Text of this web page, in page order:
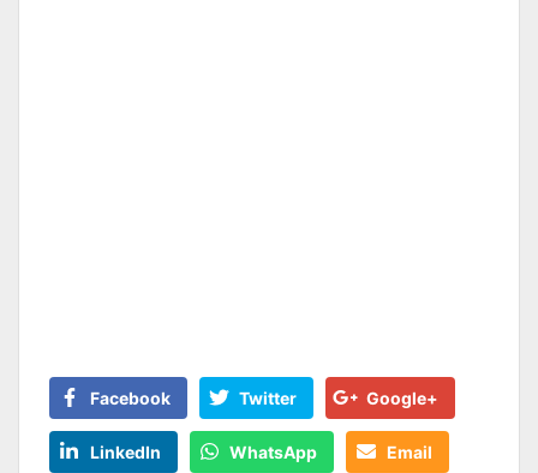
Facebook Twitter Google+
LinkedIn WhatsApp Email